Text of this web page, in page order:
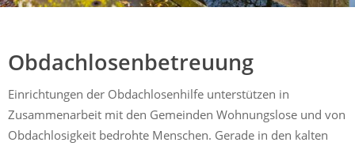
Obdachlosenbetreuung
Einrichtungen der Obdachlosenhilfe unterstützen in
Zusammenarbeit mit den Gemeinden Wohnungslose und von
Obdachlosigkeit bedrohte Menschen. Gerade in den kalten